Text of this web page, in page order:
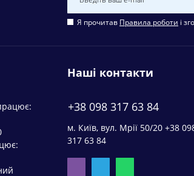
Я прочитав Правила роботи і
Наші контакти
+38 098 317 63 84
м. Київ, вул. Мрії 50/20 +38
317 63 84